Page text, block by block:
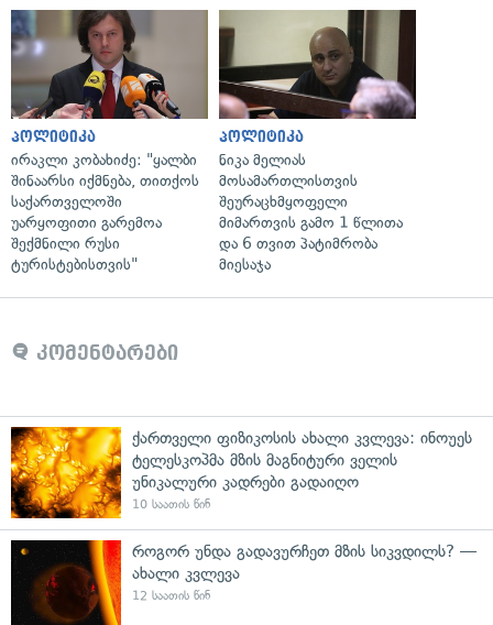
პოლიტიკა
ირაკლი კობახიძე: "ყალბი
შინაარსი იქმნება, თითქოს
საქართველოში
უარყოფითი გარემოა
შექმნილი რუსი
ტურისტებისთვის"
პოლიტიკა
ნიკა მელიას
მოსამართლისთვის
შეურაცხმყოფელი
მიმართვის გამო 1 წლითა
და 6 თვით პატიმრობა
მიესაჯა
კომენტარები
ქართველი ფიზიკოსის ახალი კვლევა: ინოუეს
ტელესკოპმა მზის მაგნიტური ველის
უნიკალური კადრები გადაიღო
10 საათის წინ
როგორ უნდა გადავურჩეთ მზის სიკვდილს? —
ახალი კვლევა
12 საათის წინ